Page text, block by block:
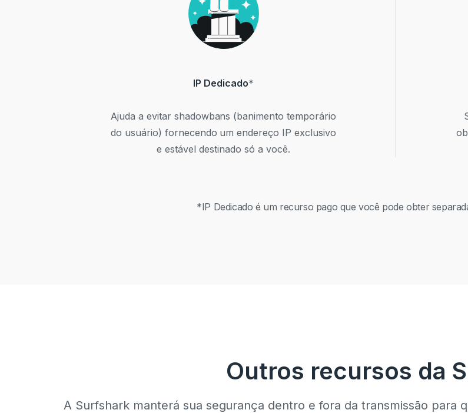
IP Dedicado*
Ajuda a evitar shadowbans (banimento temporário
do usuário) fornecendo um endereço IP exclusivo
e estável destinado só a você.
*IP Dedicado é um recurso pago que você pode obter
Outros recursos da
A Surfshark manterá sua segurança dentro e fora da transmissão para